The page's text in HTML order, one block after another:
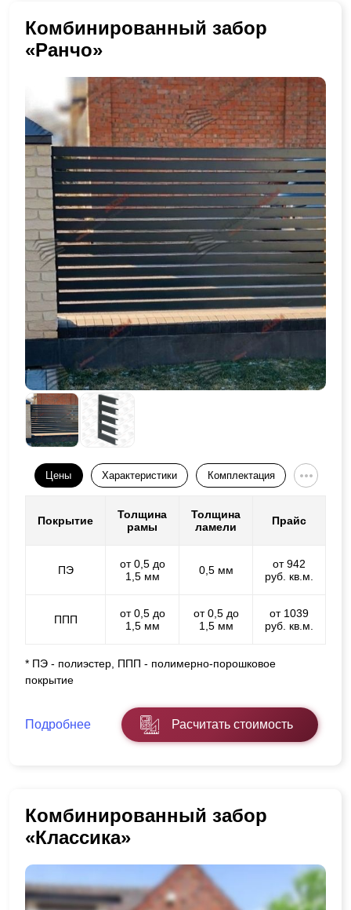
Комбинированный забор
«Ранчо»
Цены Характеристики Комплектация
Покрытие
Толщина
рамы
Толщина
ламели
Прайс
ПЭ
от 0,5 до
1,5 мм
0,5 мм
от 942
руб. кв.м.
ППП
от 0,5 до
1,5 мм
от 0,5 до
1,5 мм
от 1039
руб. кв.м.
* ПЭ - полиэстер, ППП - полимерно-порошковое
покрытие
Подробнее Расчитать стоимость
Комбинированный забор
«Классика»